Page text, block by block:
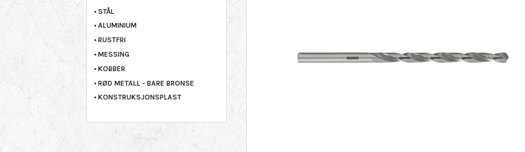
STÅL
ALUMINIUM
RUSTFRI
MESSING
KOBBER
RØD METALL - BARE BRONSE
KONSTRUKSJONSPLAST